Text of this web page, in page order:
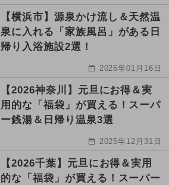
【横浜市】源泉かけ流し＆天然温
泉に入れる「家族風呂」がある日
帰り入浴施設2選！
2026年01月16日
【2026神奈川】元旦にお得＆実
用的な「福袋」が買える！スーパ
ー銭湯＆日帰り温泉3選
2025年12月31日
【2026千葉】元旦にお得＆実用
的な「福袋」が買える！スーパー